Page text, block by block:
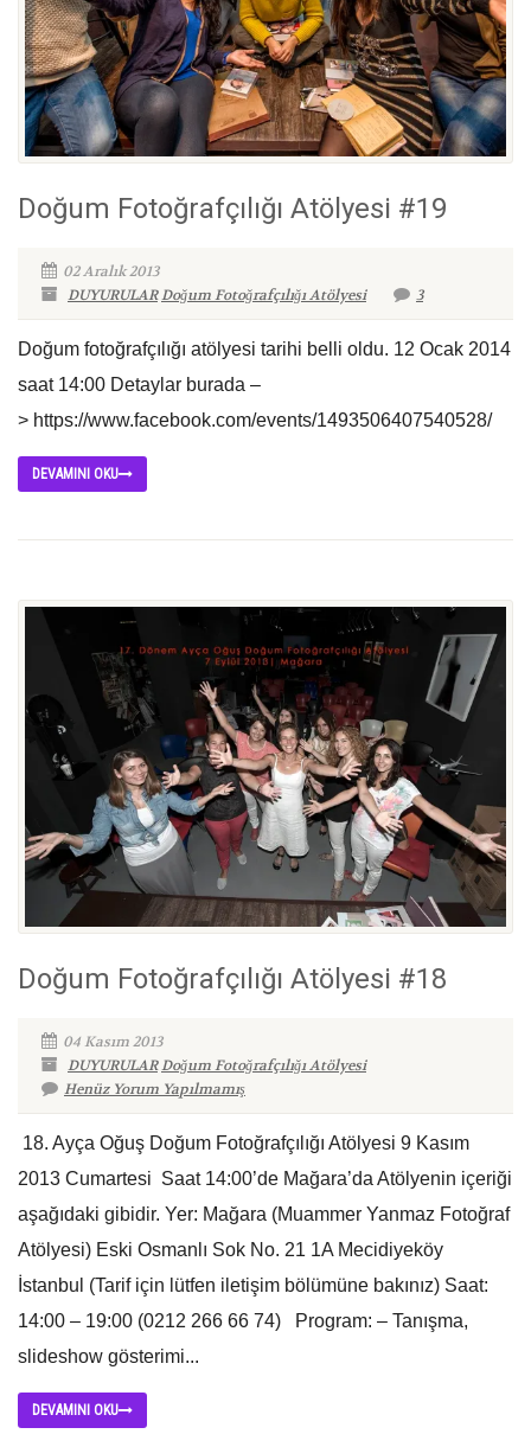
Doğum Fotoğrafçılığı Atölyesi #19
02 Aralık 2013
DUYURULARDoğum Fotoğrafçılığı Atölyesi 3
Doğum fotoğrafçılığı atölyesi tarihi belli oldu. 12 Ocak 2014
saat 14:00 Detaylar burada –
> https://www.facebook.com/events/1493506407540528/
DEVAMINI OKU
Doğum Fotoğrafçılığı Atölyesi #18
04 Kasım 2013
DUYURULARDoğum Fotoğrafçılığı Atölyesi
Henüz Yorum Yapılmamış
18. Ayça Oğuş Doğum Fotoğrafçılığı Atölyesi 9 Kasım
2013 Cumartesi Saat 14:00’de Mağara’da Atölyenin içeriği
aşağıdaki gibidir. Yer: Mağara (Muammer Yanmaz Fotoğraf
Atölyesi) Eski Osmanlı Sok No. 21 1A Mecidiyeköy
İstanbul (Tarif için lütfen iletişim bölümüne bakınız) Saat:
14:00 – 19:00 (0212 266 66 74) Program: – Tanışma,
slideshow gösterimi...
DEVAMINI OKU